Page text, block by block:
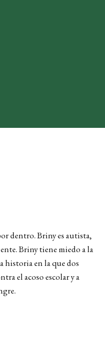
dentro. Briny es autista,
Briny tiene miedo a la
historia en la que dos
el acoso escolar y a